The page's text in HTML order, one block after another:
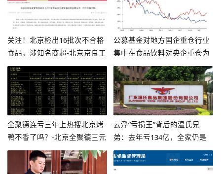
关注！北京检出16批次不合格
食品，涉知名商超-北京京良工
贸有限责任公司
公募基金对地方国企重仓行业
集中在食品饮料对央企重仓为
国防军工、房地产和商贸零售-
基金重仓股票好吗
全聚德连亏三年上热搜北京烤
鸭不香了吗？-北京全聚德三元
金星食品公司
云浮“亏损王”背后的温氏兄
弟：去年亏134亿，全家仍是
亿万富豪-广东温氏食品集团有
限公司io